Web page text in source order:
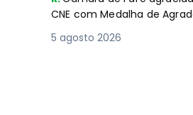
CNE com Medalha de
5 agosto 2026